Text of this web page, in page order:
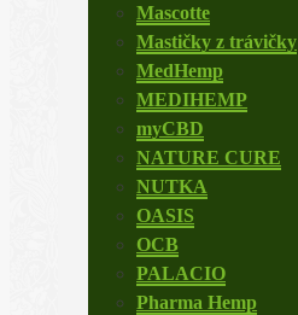
Mascotte
Mastičky z trávičky
MedHemp
MEDIHEMP
myCBD
NATURE CURE
NUTKA
OASIS
OCB
PALACIO
Pharma Hemp